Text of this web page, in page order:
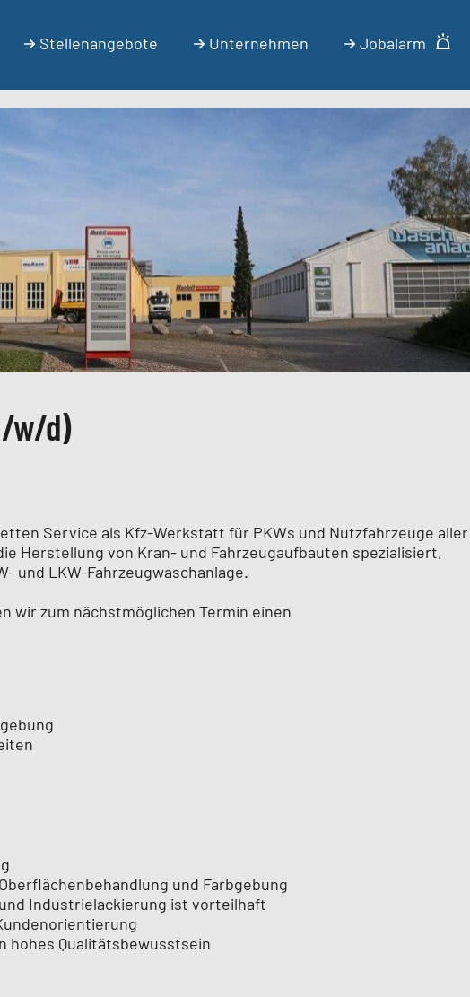
Stellenangebote Unternehmen Jobalarm
w/d)
Service als Kfz-Werkstatt für PKWs und Nutzfahrzeuge aller
Herstellung von Kran- und Fahrzeugaufbauten spezialisiert,
und LKW-Fahrzeugwaschanlage.
wir zum nächstmöglichen Termin einen
und Farbgebung
Industrielackierung ist vorteilhaft
hohes Qualitätsbewusstsein